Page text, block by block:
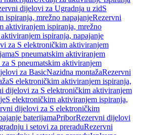
dijelovi za Ugradnja u zidS
ispiranja, mrežno napajanjeRezervni
aktiviranjem ispiranja, mrežno
ispiranja, napajanje
za S elektroničkim aktiviranjem
S pneumatskim aktiviranjem
S pneumatskim aktiviranjem
za BasicNazidna montažaRezervni
S elektroničkim aktiviranjem ispiranja,
dijelovi za S elektroničkim aktiviranjem
S elektroničkim aktiviranjem ispiranja,
dijelovi za S elektroničkim
baterijamaPriborRezervni dijelovi
i setovi za preraduRezervni